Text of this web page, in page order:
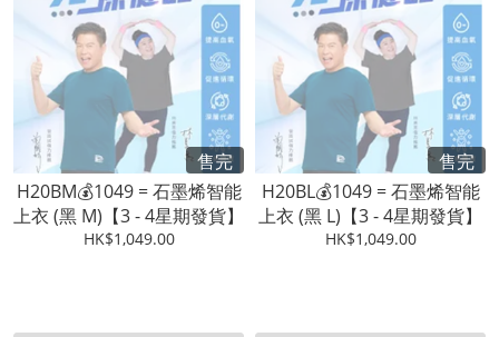
售完
H20BM💰1049 = 石墨烯智能
上衣 (黑 M)【3 - 4星期發貨】
HK$1,049.00
售完
H20BL💰1049 = 石墨烯智能
上衣 (黑 L)【3 - 4星期發貨】
HK$1,049.00